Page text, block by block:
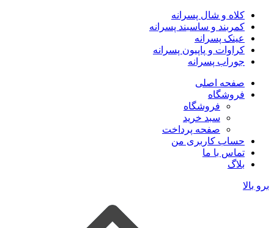
کلاه و شال پسرانه
کمربند و ساسبند پسرانه
عینک پسرانه
کراوات و پاپیون پسرانه
جوراب پسرانه
صفحه اصلی
فروشگاه
فروشگاه
سبد خرید
صفحه پرداخت
حساب کاربری من
تماس با ما
بلاگ
برو بالا